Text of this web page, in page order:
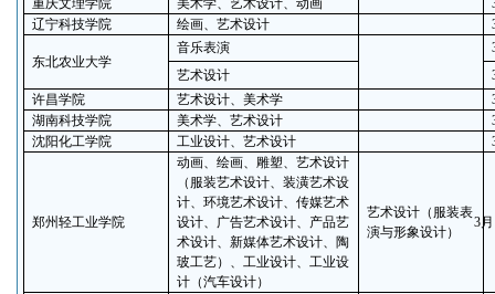
重庆文理学院
美术学、艺术设计、动画
辽宁科技学院
绘画、艺术设计
东北农业大学
音乐表演
艺术设计
许昌学院
艺术设计、美术学
湖南科技学院
美术学、艺术设计
沈阳化工学院
工业设计、艺术设计
郑州轻工业学院
动画、绘画、雕塑、艺术设计
（服装艺术设计、装潢艺术设
计、环境艺术设计、传媒艺术
设计、广告艺术设计、产品艺
术设计、新媒体艺术设计、陶
玻工艺）、工业设计、工业设
计（汽车设计）
艺术设计（服装表
演与形象设计）
3 月